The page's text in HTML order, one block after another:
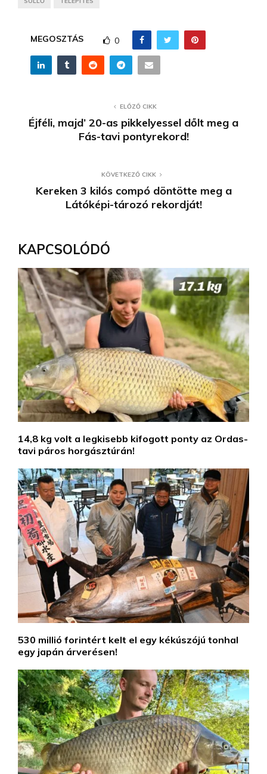
MEGOSZTÁS 0
ELŐZŐ CIKK
Éjféli, majd’ 20-as pikkelyessel dőlt meg a
Fás-tavi pontyrekord!
KÖVETKEZŐ CIKK
Kereken 3 kilós compó döntötte meg a
Látóképi-tározó rekordját!
KAPCSOLÓDÓ
14,8 kg volt a legkisebb kifogott ponty az Ordas-
tavi páros horgásztúrán!
530 millió forintért kelt el egy kékúszójú tonhal
egy japán árverésen!